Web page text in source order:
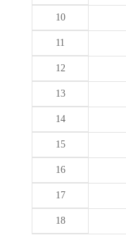
10
11
12
13
14
15
16
17
18